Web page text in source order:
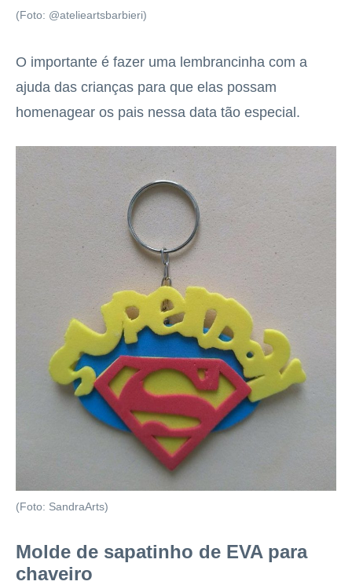
(Foto: @atelieartsbarbieri)
O importante é fazer uma lembrancinha com a
ajuda das crianças para que elas possam
homenagear os pais nessa data tão especial.
(Foto: SandraArts)
Molde de sapatinho de EVA para
chaveiro